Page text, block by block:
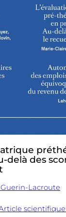
delà des
Lacroute